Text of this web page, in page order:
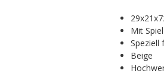
Mit
Speziell
Beige